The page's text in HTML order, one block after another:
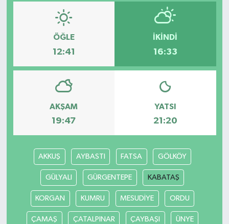
ÖĞLE
12:41
İKINDI
16:33
AKŞAM
19:47
YATSI
21:20
AKKUŞ AYBASTI FATSA GÖLKÖY
GÜLYALI GÜRGENTEPE KABATAŞ
KORGAN KUMRU MESUDİYE ORDU
ÇAMAŞ ÇATALPINAR ÇAYBAŞI ÜNYE